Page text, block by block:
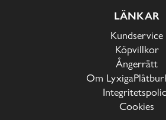
LÄNKAR
Kundservice
Köpvillkor
Ångerrätt
Om
Cookies